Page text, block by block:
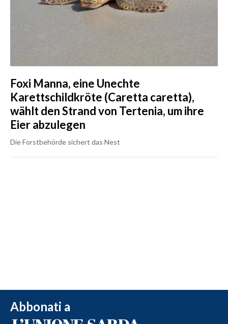
Foxi Manna, eine Unechte
Karettschildkröte (Caretta caretta),
wählt den Strand von Tertenia, um ihre
Eier abzulegen
Die Forstbehörde sichert das Nest
Abbonati a